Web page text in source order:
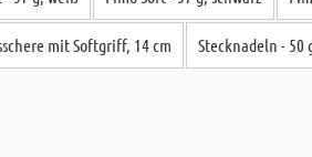
mit Softgriff, 14 cm Stecknadeln - 50